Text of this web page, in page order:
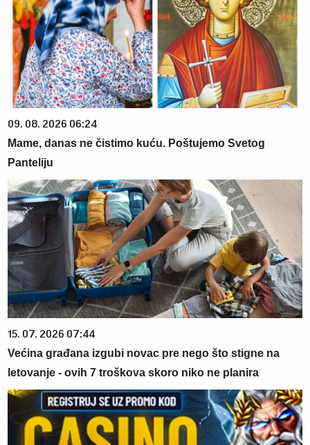
09. 08. 2026 06:24
Mame, danas ne čistimo kuću. Poštujemo Svetog
Panteliju
15. 07. 2026 07:44
Većina građana izgubi novac pre nego što stigne na
letovanje - ovih 7 troškova skoro niko ne planira